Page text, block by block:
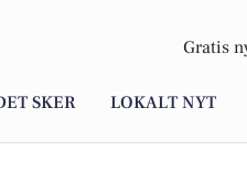
Gratis
SKER LOKALT NYT